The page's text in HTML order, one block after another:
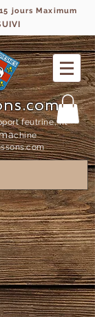
15 jours Maximum
feutrine, fil
chine